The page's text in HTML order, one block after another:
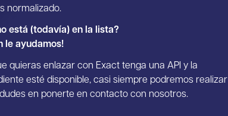
normalizado.
está (todavía) en la lista?
le ayudamos!
quieras enlazar con Exact tenga una API y la
esté disponible, casi siempre podremos realizar
en ponerte en contacto con nosotros.